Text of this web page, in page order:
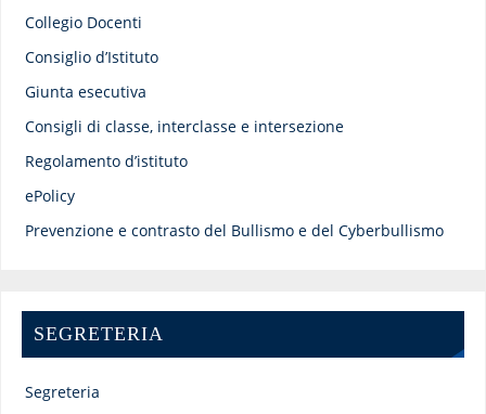
Collegio Docenti
Consiglio d’Istituto
Giunta esecutiva
Consigli di classe, interclasse e intersezione
Regolamento d’istituto
ePolicy
Prevenzione e contrasto del Bullismo e del Cyberbullismo
SEGRETERIA
Segreteria